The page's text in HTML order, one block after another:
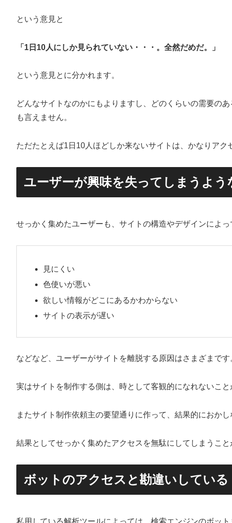
という意見と
「1日10人にしか見られていない・・・。全然だめだ。」
という意見とに分かれます。
どんなサイトなのかにもよりますし、どのくらいの需要の
も言えません。
ただたとえば1日10人ほどしか来ないサイトは、かなりアク
ユーザーが興味を失ってしまうよ
せっかく集めたユーザーも、サイトの構造やデザインによ
見にくい
色使いが悪い
欲しい情報がどこにあるかわからない
サイトの表示が遅い
などなど、ユーザーがサイトを離脱する原因はさまざまです
実はサイトを制作する側は、時として客観的になれないこと
またサイト制作依頼主の要望通りに作って、結果的におか
結果としてせっかく集めたアクセスを無駄にしてしまうこと
ボットのアクセスと勘違いしている
私用している解析ツールによっては、検索エンジンのボッ